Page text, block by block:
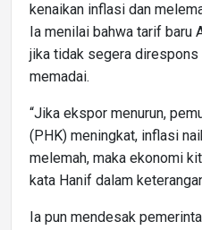
kenaikan inflasi dan
Ia menilai bahwa tarif baru
jika tidak segera
memadai.
“Jika ekspor menurun,
(PHK) meningkat, inflasi
melemah, maka ekonomi
kata Hanif dalam
Ia pun mendesak